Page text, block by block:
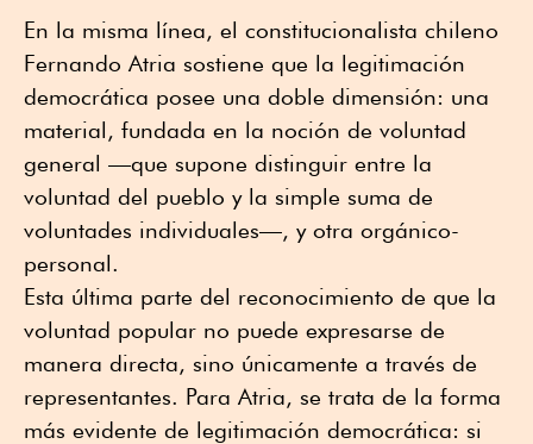
En la misma línea, el constitucionalista chileno
Fernando Atria sostiene que la legitimación
democrática posee una doble dimensión: una
material, fundada en la noción de voluntad
general —que supone distinguir entre la
voluntad del pueblo y la simple suma de
voluntades individuales—, y otra orgánico-
personal.
Esta última parte del reconocimiento de que la
voluntad popular no puede expresarse de
manera directa, sino únicamente a través de
representantes. Para Atria, se trata de la forma
más evidente de legitimación democrática: si